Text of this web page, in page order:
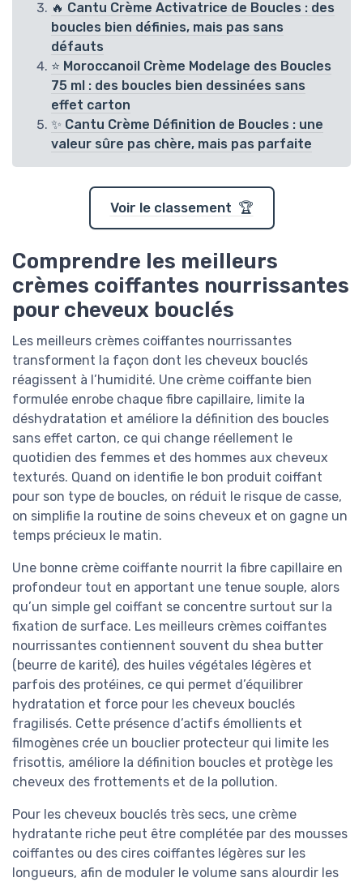
🔥 Cantu Crème Activatrice de Boucles : des
boucles bien définies, mais pas sans
défauts
⭐ Moroccanoil Crème Modelage des Boucles
75 ml : des boucles bien dessinées sans
effet carton
✨ Cantu Crème Définition de Boucles : une
valeur sûre pas chère, mais pas parfaite
Voir le classement 🏆
Comprendre les meilleurs
crèmes coiffantes nourrissantes
pour cheveux bouclés
Les meilleurs crèmes coiffantes nourrissantes
transforment la façon dont les cheveux bouclés
réagissent à l’humidité. Une crème coiffante bien
formulée enrobe chaque fibre capillaire, limite la
déshydratation et améliore la définition des boucles
sans effet carton, ce qui change réellement le
quotidien des femmes et des hommes aux cheveux
texturés. Quand on identifie le bon produit coiffant
pour son type de boucles, on réduit le risque de casse,
on simplifie la routine de soins cheveux et on gagne un
temps précieux le matin.
Une bonne crème coiffante nourrit la fibre capillaire en
profondeur tout en apportant une tenue souple, alors
qu’un simple gel coiffant se concentre surtout sur la
fixation de surface. Les meilleurs crèmes coiffantes
nourrissantes contiennent souvent du shea butter
(beurre de karité), des huiles végétales légères et
parfois des protéines, ce qui permet d’équilibrer
hydratation et force pour les cheveux bouclés
fragilisés. Cette présence d’actifs émollients et
filmogènes crée un bouclier protecteur qui limite les
frisottis, améliore la définition boucles et protège les
cheveux des frottements et de la pollution.
Pour les cheveux bouclés très secs, une crème
hydratante riche peut être complétée par des mousses
coiffantes ou des cires coiffantes légères sur les
longueurs, afin de moduler le volume sans alourdir les